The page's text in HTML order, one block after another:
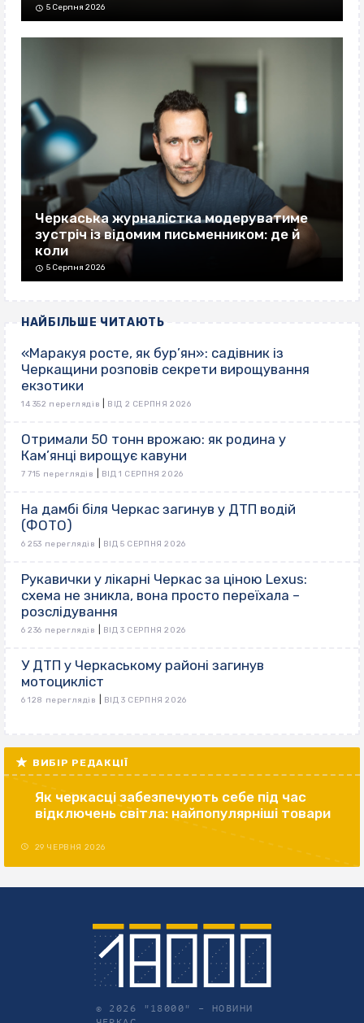
5 Серпня 2026
Черкаська журналістка модеруватиме
зустріч із відомим письменником: де й
коли
5 Серпня 2026
НАЙБІЛЬШЕ ЧИТАЮТЬ
«Маракуя росте, як бур’ян»: садівник із
Черкащини розповів секрети вирощування
екзотики
14 352 переглядів ВІД 2 СЕРПНЯ 2026
Отримали 50 тонн врожаю: як родина у
Кам’янці вирощує кавуни
7 715 переглядів ВІД 1 СЕРПНЯ 2026
На дамбі біля Черкас загинув у ДТП водій
(ФОТО)
6 253 переглядів ВІД 5 СЕРПНЯ 2026
Рукавички у лікарні Черкас за ціною Lexus:
схема не зникла, вона просто переїхала –
розслідування
6 236 переглядів ВІД 3 СЕРПНЯ 2026
У ДТП у Черкаському районі загинув
мотоцикліст
6 128 переглядів ВІД 3 СЕРПНЯ 2026
ВИБІР РЕДАКЦІЇ
Як черкасці забезпечують себе під час
відключень світла: найпопулярніші товари
29 ЧЕРВНЯ 2026
© 2026 "18000" – НОВИНИ